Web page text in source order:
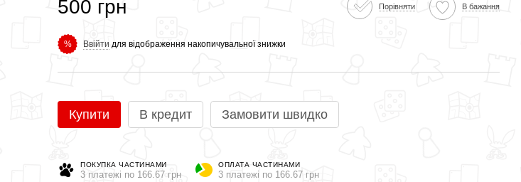
500 грн Порівняти В бажання
% Ввійти для відображення накопичувальної знижки
Купити В кредит Замовити швидко
ПОКУПКА ЧАСТИНАМИ
3 платежі по 166.67 грн
ОПЛАТА ЧАСТИНАМИ
3 платежі по 166.67 грн